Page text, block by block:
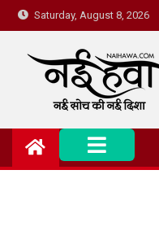
Saturday, August 8, 2026
Nai Hawa